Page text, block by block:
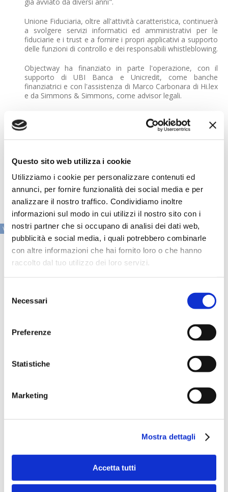
Questo sito web utilizza i cookie
Utilizziamo i cookie per personalizzare contenuti ed
annunci, per fornire funzionalità dei social media e per
analizzare il nostro traffico. Condividiamo inoltre
informazioni sul modo in cui utilizzi il nostro sito con i
nostri partner che si occupano di analisi dei dati web,
pubblicità e social media, i quali potrebbero combinarle
con altre informazioni che hai fornito loro o che hanno
raccolto dal tuo utilizzo dei loro servizi.
delNecessari
Preferenze
Statistiche
Marketing
Mostra dettagli
Accetta tutti
Unione Fiduciaria, oltre all'attività caratteristica, continuerà
a svolgere servizi informatici ed amministrativi per le
fiduciarie e i trust e a fornire i propri applicativi a supporto
delle funzioni di controllo e dei responsabili whistleblowing.
Objectway ha finanziato in parte l'operazione, con il
supporto di UBI Banca e Unicredit, come banche
finanziatrici e con l'assistenza di Marco Carbonara di Hi.lex
e da Simmons & Simmons, come advisor legali.
da UBI Banca, in qualità di advisor finanziario, dallo studio
Giovannelli e Associati, quale advisor legale, dallo studio
Russo De Rosa Associati, quale advisor fiscale, e da
Unione Fiduciaria è stata assistita da Synpulse, come
finanziario, KPMG per la vendor due diligence, e dallo
studio Grimaldi come advisor legale.
VAI ALLA SEZIONE IN PRIMO PIANO
Banche per l'inclusione